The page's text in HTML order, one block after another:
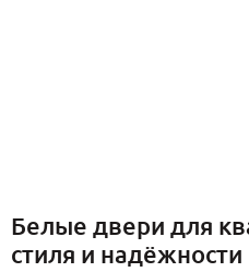
Белые двери для
стиля и надёжности